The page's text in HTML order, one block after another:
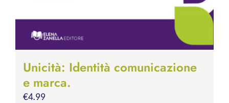
Unicità: Identità comunicazione
e marca.
€4.99